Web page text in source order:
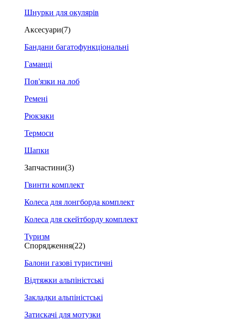
Шнурки для окулярів
Аксесуари(7)
Бандани багатофункціональні
Гаманці
Пов'язки на лоб
Ремені
Рюкзаки
Термоси
Шапки
Запчастини(3)
Гвинти комплект
Колеса для лонгборда комплект
Колеса для скейтборду комплект
Туризм
Спорядження(22)
Балони газові туристичні
Відтяжки альпіністські
Закладки альпіністські
Затискачі для мотузки